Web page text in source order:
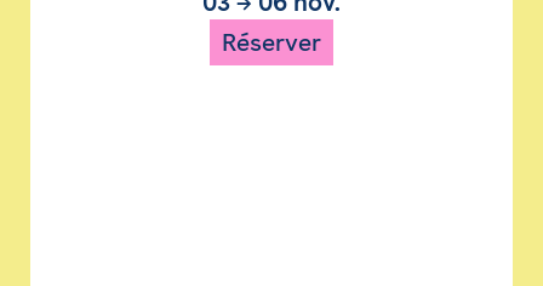
Réserver